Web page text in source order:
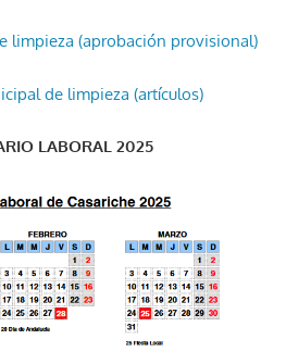
limpieza (aprobación provisional)
de limpieza (artículos)
LABORAL 2025